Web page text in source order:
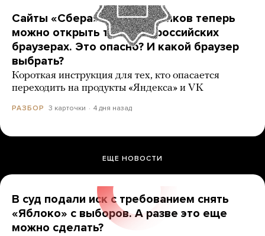
Сайты «Сбера» и других банков теперь
можно открыть только в российских
браузерах. Это опасно? И какой браузер
выбрать?
Короткая инструкция для тех, кто опасается
переходить на продукты «Яндекса» и VK
РАЗБОР 3 карточки 4 дня назад
ЕЩЕ НОВОСТИ
В суд подали иск с требованием снять
«Яблоко» с выборов. А разве это еще
можно сделать?